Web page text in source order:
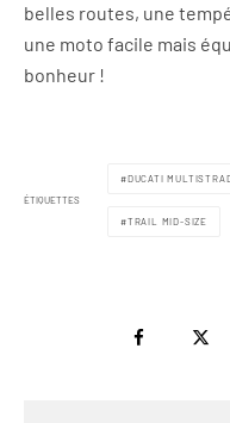
belles routes, une
une moto facile mais
bonheur !
ÉTIQUETTES
DUCATI
TRAIL MID-SIZE